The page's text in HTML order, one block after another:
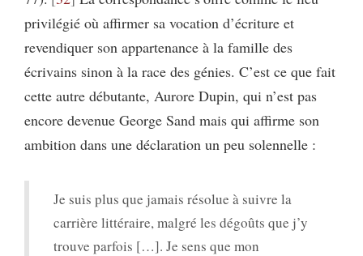
privilégié où affirmer sa vocation d’écriture et
revendiquer son appartenance à la famille des
écrivains sinon à la race des génies. C’est ce que fait
cette autre débutante, Aurore Dupin, qui n’est pas
encore devenue George Sand mais qui affirme son
ambition dans une déclaration un peu solennelle :
Je suis plus que jamais résolue à suivre la
carrière littéraire, malgré les dégoûts que j’y
trouve parfois […]. Je sens que mon